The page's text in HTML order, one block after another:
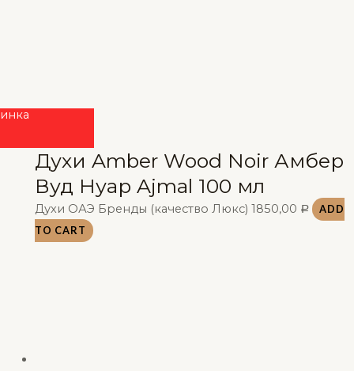
Духи Amber Wood Noir Амбер
Вуд Нуар Ajmal 100 мл
Духи ОАЭ Бренды (качество Люкс) 1850,00 Р
ADD
TO CART